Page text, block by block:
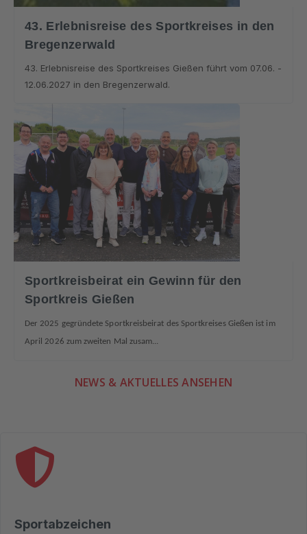
43. Erlebnisreise des Sportkreises in den
Bregenzerwald
43. Erlebnisreise des Sportkreises Gießen führt vom 07.06. -
12.06.2027 in den Bregenzerwald.
Sportkreisbeirat ein Gewinn für den
Sportkreis Gießen
Der 2025 gegründete Sportkreisbeirat des Sportkreises Gießen ist im
April
2026 zum zweiten Mal zusam...
NEWS & AKTUELLES ANSEHEN
Sportabzeichen